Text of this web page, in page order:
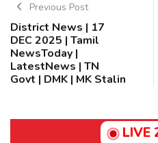
Previous Post
District News | 17
DEC 2025 | Tamil
NewsToday |
LatestNews | TN
Govt | DMK | MK Stalin
LIVE